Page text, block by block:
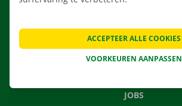
VEELGESTELDE VRAGEN
NIEUWS
JOBS
VOORKEUREN AANPASSEN
ACCEPTEER ALLE COOKIES